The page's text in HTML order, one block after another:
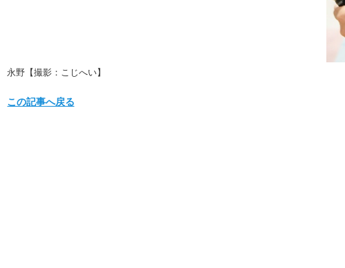
永野【撮影：こじへい】
この記事へ戻る